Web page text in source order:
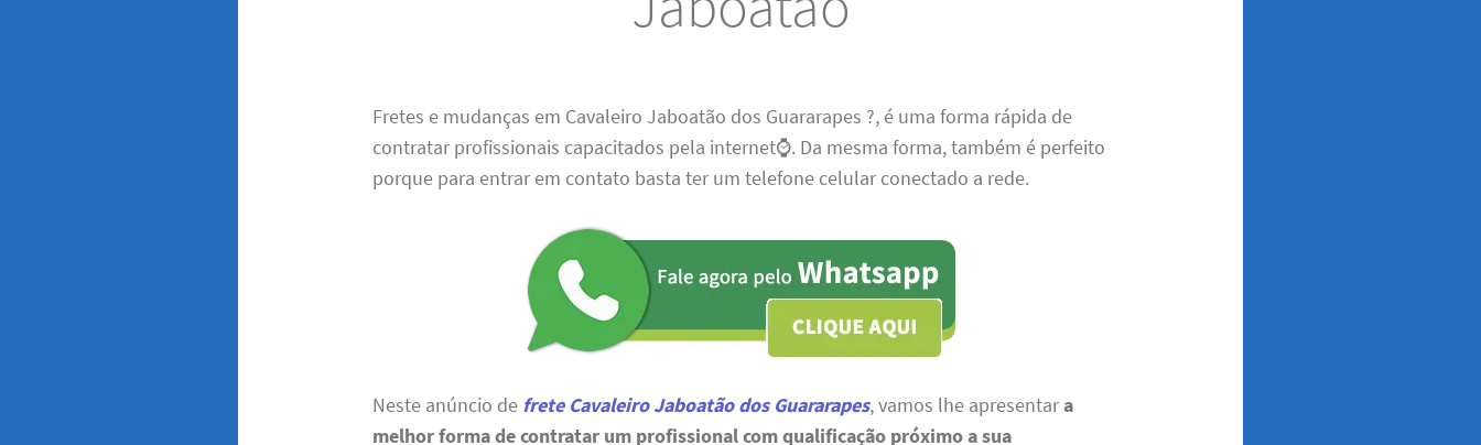
Fretes e mudanças em Cavaleiro Jaboatão dos Guararapes ?, é uma forma rápida de
contratar profissionais capacitados pela internet⌚. Da mesma forma, também é perfeito
porque para entrar em contato basta ter um telefone celular conectado a rede.
Neste anúncio de frete Cavaleiro Jaboatão dos Guararapes, vamos lhe apresentara
melhor forma de contratar um profissional com qualificação próximo a sua